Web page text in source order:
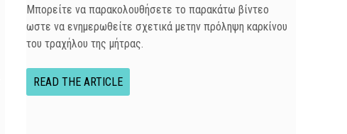
Μπορείτε να παρακολουθήσετε το παρακάτω βίντεο
ωστε να ενημερωθείτε σχετικά μετην πρόληψη καρκίνου
του τραχήλου της μήτρας.
READ THE ARTICLE